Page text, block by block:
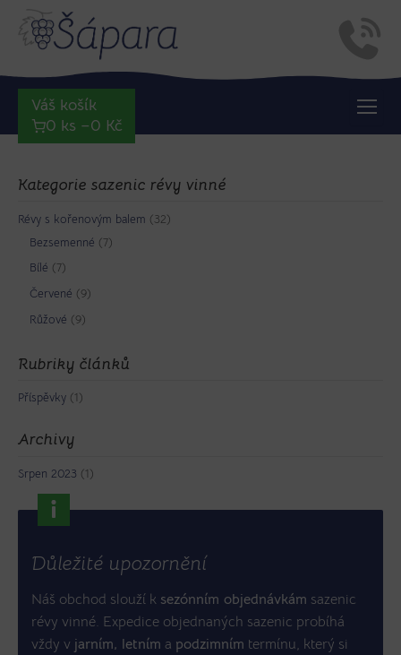
Váš košík
0 ks –0 Kč
Kategorie sazenic révy vinné
Révy s kořenovým balem (32)
Bezsemenné (7)
Bílé (7)
Červené (9)
Růžové (9)
Rubriky článků
Příspěvky (1)
Archivy
Srpen 2023 (1)
Důležité upozornění
Náš obchod slouží k sezónním objednávkám sazenic
révy vinné. Expedice objednaných sazenic probíhá
vždy v jarním, letním a podzimním termínu, který si